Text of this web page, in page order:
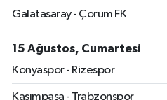
Galatasaray - Çorum FK
15 Ağustos, Cumartesi
Konyaspor - Rizespor
Kasımpaşa - Trabzonspor